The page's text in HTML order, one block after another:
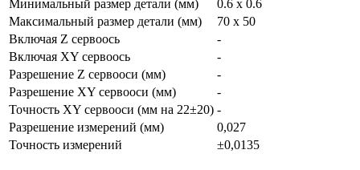
Минимальный размер детали (мм)
0.6 x 0.6
Максимальный размер детали (мм)
70 x 50
Включая Z сервоось
-
Включая XY сервоось
-
Разрешение Z сервооси (мм)
-
Разрешение XY сервооси (мм)
-
Точность XY сервооси (мм на 22±20) -
Разрешение измерений (мм)
0,027
Точность измерений
±0,0135